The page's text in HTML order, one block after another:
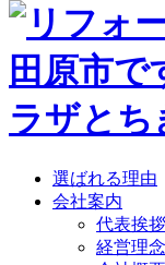
選ばれる理由
会社案内
代表挨拶
経営理念